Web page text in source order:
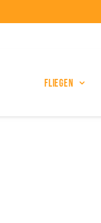
Fliegen